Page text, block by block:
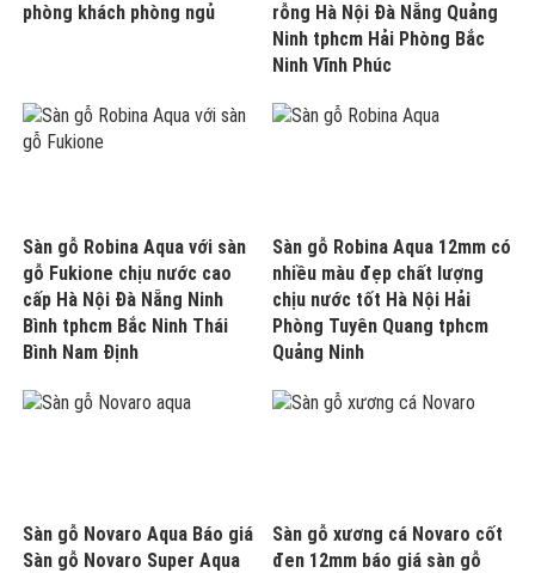
phòng khách phòng ngủ
rỗng Hà Nội Đà Nẵng Quảng
Ninh tphcm Hải Phòng Bắc
Ninh Vĩnh Phúc
Sàn gỗ Robina Aqua với sàn
gỗ Fukione chịu nước cao
cấp Hà Nội Đà Nẵng Ninh
Bình tphcm Bắc Ninh Thái
Bình Nam Định
Sàn gỗ Robina Aqua 12mm có
nhiều màu đẹp chất lượng
chịu nước tốt Hà Nội Hải
Phòng Tuyên Quang tphcm
Quảng Ninh
Sàn gỗ Novaro Aqua Báo giá
Sàn gỗ Novaro Super Aqua
Sàn gỗ xương cá Novaro cốt
đen 12mm báo giá sàn gỗ